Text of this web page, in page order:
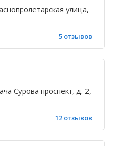
улица,
5 отзывов
Сурова проспект, д. 2,
12 отзывов